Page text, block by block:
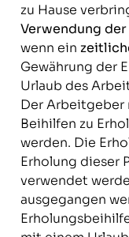
zu Hause
Verwendung
wenn ein
Gewährung der
Urlaub des
Der Arbeitgeber
Beihilfen zu
werden. Die
Erholung dieser
verwendet
ausgegangen